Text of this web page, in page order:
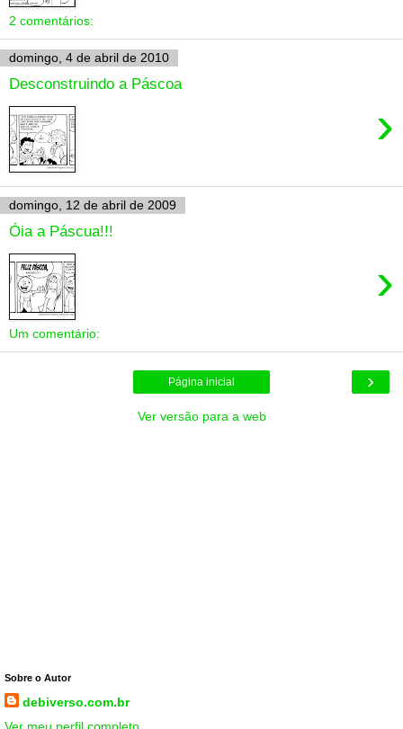
2 comentários:
domingo, 4 de abril de 2010
Desconstruindo a Páscoa
›
domingo, 12 de abril de 2009
Óia a Páscua!!!
›
Um comentário:
›
Página inicial
Ver versão para a web
Sobre o Autor
debiverso.com.br